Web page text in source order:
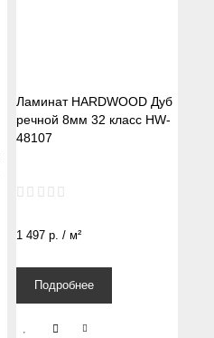
Ламинат HARDWOOD Дуб
речной 8мм 32 класс HW-
48107
1 497 р. / м²
Подробнее